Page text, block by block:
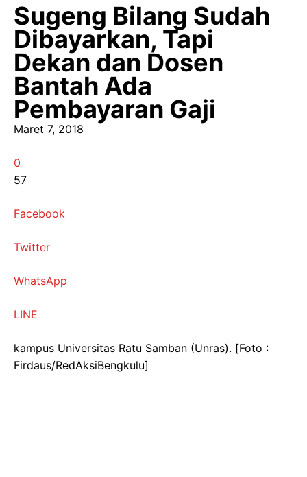
Sugeng Bilang Sudah
Dibayarkan, Tapi
Dekan dan Dosen
Bantah Ada
Pembayaran Gaji
Maret 7, 2018
0
57
Facebook
Twitter
WhatsApp
LINE
kampus Universitas Ratu Samban (Unras). [Foto :
Firdaus/RedAksiBengkulu]